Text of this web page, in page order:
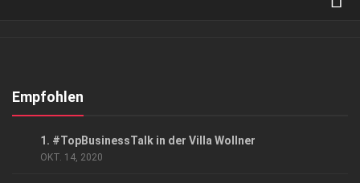
Kontakt, Impressum
Empfohlen
1. #TopBusinessTalk in der Villa Wollner
OKT. 14, 2020